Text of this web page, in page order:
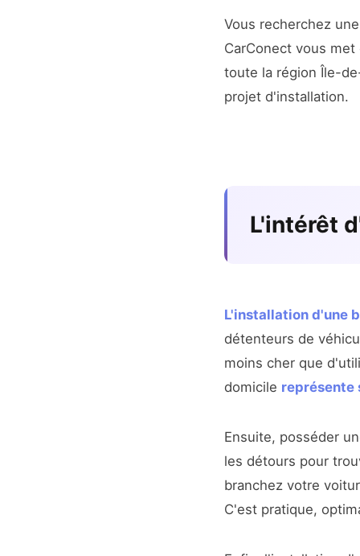
Vous recherchez
CarConect vous
toute la région Île-
projet d'installation.
L'intérêt
L'installation d'une
détenteurs de
moins cher que
domicile représente
Ensuite, posséder
les détours pour
branchez votre
C'est pratique,